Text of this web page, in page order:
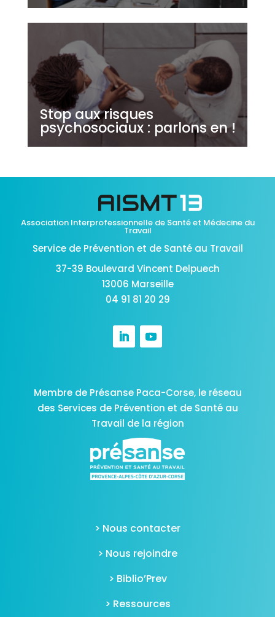
Stop aux risques
psychosociaux : parlons en !
Association Interprofessionnelle de Santé et Médecine du
Travail
Service de Prévention et de Santé au Travail
37-39 Boulevard Vincent Delpuech
13006 Marseille
04 91 81 20 29
Membre de Présanse Paca-Corse, le réseau
des Services de Prévention et de Santé au
Travail de la région
> Nous contacter
> Nous rejoindre
> Biblio’Prev
> Ressources